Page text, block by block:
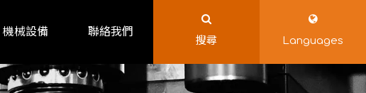
機械設備 聯絡我們
搜尋 Languages